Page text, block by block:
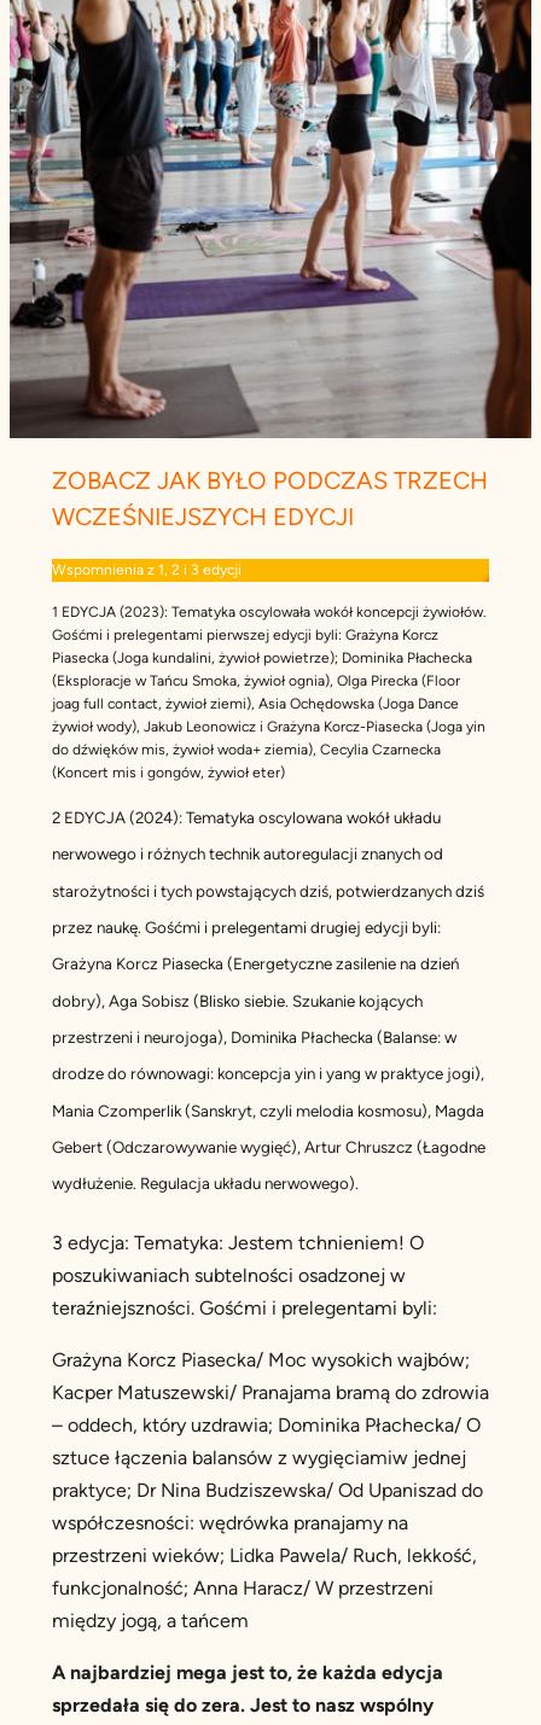
ZOBACZ JAK BYŁO PODCZAS TRZECH
WCZEŚNIEJSZYCH EDYCJI
Wspomnienia z 1, 2 i 3 edycji
1 EDYCJA (2023): Tematyka oscylowała wokół koncepcji żywiołów.
Gośćmi i prelegentami pierwszej edycji byli: Grażyna Korcz
Piasecka (Joga kundalini, żywioł powietrze); Dominika Płachecka
(Eksploracje w Tańcu Smoka, żywioł ognia), Olga Pirecka (Floor
joag full contact, żywioł ziemi), Asia Ochędowska (Joga Dance
żywioł wody), Jakub Leonowicz i Grażyna Korcz-Piasecka (Joga yin
do dźwięków mis, żywioł woda+ ziemia), Cecylia Czarnecka
(Koncert mis i gongów, żywioł eter)
2 EDYCJA (2024): Tematyka oscylowana wokół układu
nerwowego i różnych technik autoregulacji znanych od
starożytności i tych powstających dziś, potwierdzanych dziś
przez naukę. Gośćmi i prelegentami drugiej edycji byli:
Grażyna Korcz Piasecka (Energetyczne zasilenie na dzień
dobry), Aga Sobisz (Blisko siebie. Szukanie kojących
przestrzeni i neurojoga), Dominika Płachecka (Balanse: w
drodze do równowagi: koncepcja yin i yang w praktyce jogi),
Mania Czomperlik (Sanskryt, czyli melodia kosmosu), Magda
Gebert (Odczarowywanie wygięć), Artur Chruszcz (Łagodne
wydłużenie. Regulacja układu nerwowego).
3 edycja: Tematyka: Jestem tchnieniem! O
poszukiwaniach subtelności osadzonej w
teraźniejszności. Gośćmi i prelegentami byli:
Grażyna Korcz Piasecka/ Moc wysokich wajbów;
Kacper Matuszewski/ Pranajama bramą do zdrowia
– oddech, który uzdrawia; Dominika Płachecka/ O
sztuce łączenia balansów z wygięciamiw jednej
praktyce; Dr Nina Budziszewska/ Od Upaniszad do
współczesności: wędrówka pranajamy na
przestrzeni wieków; Lidka Pawela/ Ruch, lekkość,
funkcjonalność; Anna Haracz/ W przestrzeni
między jogą, a tańcem
A najbardziej mega jest to, że każda edycja
sprzedała się do zera. Jest to nasz wspólny